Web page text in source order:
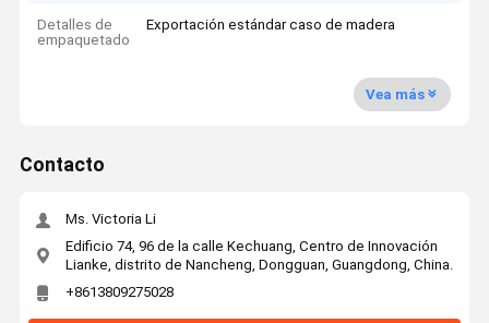
Detalles de
empaquetado
Exportación estándar caso de madera
Vea más
Contacto
Ms. Victoria Li
Edificio 74, 96 de la calle Kechuang, Centro de Innovación
Lianke, distrito de Nancheng, Dongguan, Guangdong, China.
+8613809275028